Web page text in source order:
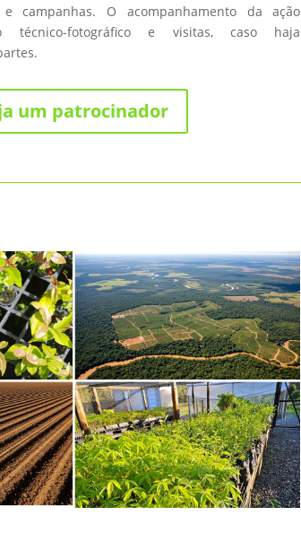
campanhas. O acompanhamento da ação
técnico-fotográfico e visitas, caso haja
um patrocinador